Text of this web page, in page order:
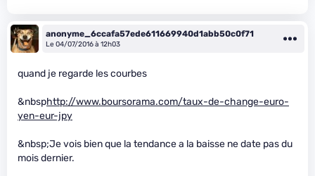
anonyme_6ccafa57ede611669940d1abb50c0f71
Le 04/07/2016 à 12h03
quand je regarde les courbes
&nbsphttp://www.boursorama.com/taux-de-change-euro-
yen-eur-jpy
&nbsp;Je vois bien que la tendance a la baisse ne date pas du
mois dernier.